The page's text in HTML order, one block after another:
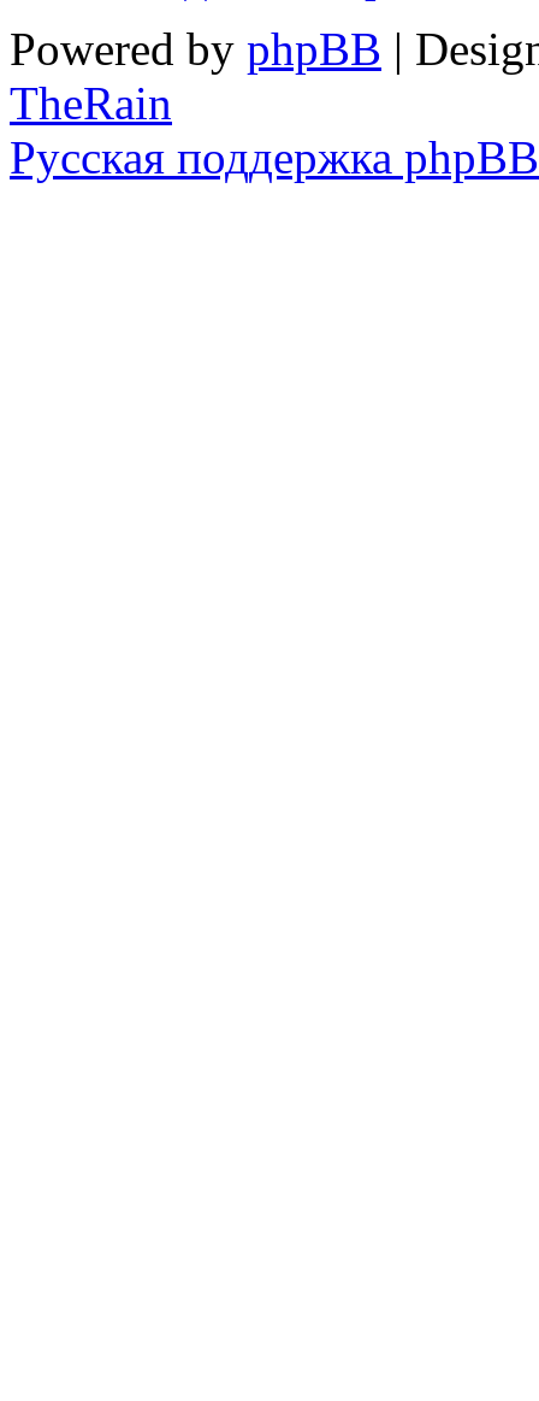
Powered by phpBB |
TheRain
Русская поддержка phpBB